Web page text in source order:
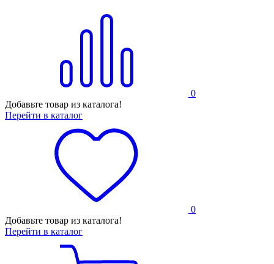
0
Добавьте товар из каталога!
Перейти в каталог
0
Добавьте товар из каталога!
Перейти в каталог